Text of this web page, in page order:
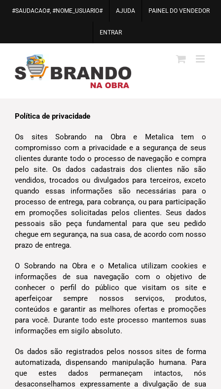
para
#SAUDACAO#, #NOME_USUARIO# AJUDA PAINEL DO VENDEDOR
ENTRAR
Política de privacidade
Os sites Sobrando na Obra e Metalica tem o
compromisso com a privacidade e a segurança de seus
clientes durante todo o processo de navegação e compra
pelo site. Os dados cadastrais dos clientes não são
vendidos, trocados ou divulgados para terceiros, exceto
quando essas informações são necessárias para o
processo de entrega, para cobrança, ou para participação
em promoções solicitadas pelos clientes. Seus dados
pessoais são peça fundamental para que seu pedido
chegue em segurança, na sua casa, de acordo com nosso
prazo de entrega.
O Sobrando na Obra e o Metalica utilizam cookies e
informações de sua navegação com o objetivo de
conhecer o perfil do público que visitam os site e
aperfeiçoar sempre nossos serviços, produtos,
conteúdos e garantir as melhores ofertas e promoções
para você. Durante todo este processo mantemos suas
informações em sigilo absoluto.
Os dados são registrados pelos nossos sites de forma
automatizada, dispensando manipulação humana. Para
que estes dados permaneçam intactos, nós
desaconselhamos expressamente a divulgação de sua